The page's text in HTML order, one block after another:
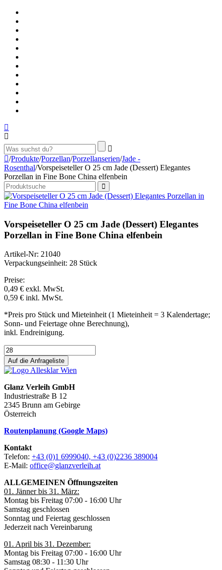
/Produkte/Porzellan/Porzellanserien/Jade -
Rosenthal/Vorspeiseteller O 25 cm Jade (Dessert) Elegantes
Porzellan in Fine Bone China elfenbein
Vorspeiseteller O 25 cm Jade (Dessert) Elegantes
Porzellan in Fine Bone China elfenbein
Artikel-Nr: 21040
Verpackungseinheit: 28 Stück
Preise:
0,49 € exkl. MwSt.
0,59 € inkl. MwSt.
*Preis pro Stück und Mieteinheit (1 Mieteinheit = 3 Kalendertage;
Sonn- und Feiertage ohne Berechnung),
inkl. Endreinigung.
Auf die Anfrageliste
Glanz Verleih GmbH
Industriestraße B 12
2345 Brunn am Gebirge
Österreich
Routenplanung (Google Maps)
Kontakt
Telefon: +43 (0)1 6999040, +43 (0)2236 389004
E-Mail: office@glanzverleih.at
ALLGEMEINEN Öffnungszeiten
01. Jänner bis 31. März:
Montag bis Freitag 07:00 - 16:00 Uhr
Samstag geschlossen
Sonntag und Feiertag geschlossen
Jederzeit nach Vereinbarung
01. April bis 31. Dezember:
Montag bis Freitag 07:00 - 16:00 Uhr
Samstag 08:30 - 11:30 Uhr